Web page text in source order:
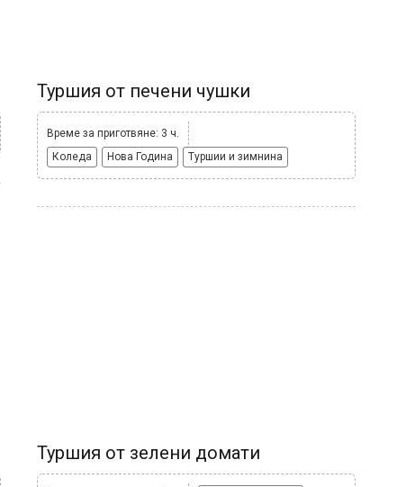
Туршия от печени чушки
Време за приготвяне: 3 ч.
Коледа
Нова Година Туршии и зимнина
Туршия от зелени домати